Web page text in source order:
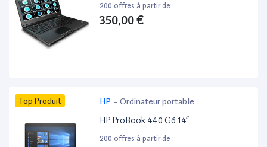
200 offres à partir de :
350,00 €
Top Produit HP - Ordinateur portable
HP ProBook 440 G6 14”
200 offres à partir de :